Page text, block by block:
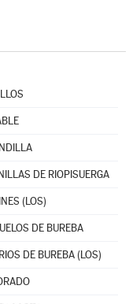
DE RIOPISUERGA
(LOS)
DE BUREBA
DE BUREBA (LOS)